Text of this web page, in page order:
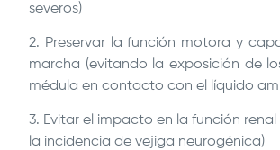
severos)
2. Preservar la función motora y
marcha (evitando la exposición de
médula en contacto con el líquido
3. Evitar el impacto en la función renal
la incidencia de vejiga neurogénica)